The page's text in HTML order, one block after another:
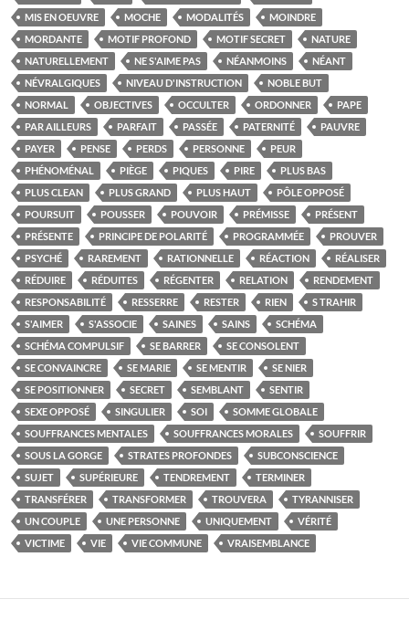
MIS EN OEUVRE
MOCHE MODALITÉS
MOINDRE
MORDANTE
MOTIF PROFOND MOTIF SECRET
NATURE
NATURELLEMENT
NE S'AIME PAS NÉANMOINS
NÉANT
NÉVRALGIQUES
NIVEAU D'INSTRUCTION
NOBLE BUT
NORMAL
OBJECTIVES OCCULTER ORDONNER
PAPE
PAR AILLEURS
PARFAIT PASSÉE PATERNITÉ
PAUVRE
PAYER
PENSE PERDS PERSONNE
PEUR
PHÉNOMÉNAL
PIÈGE PIQUES PIRE
PLUS BAS
PLUS CLEAN
PLUS GRAND PLUS HAUT
PÔLE OPPOSÉ
POURSUIT
POUSSER POUVOIR PRÉMISSE
PRÉSENT
PRÉSENTE
PRINCIPE DE POLARITÉ PROGRAMMÉE
PROUVER
PSYCHÉ
RAREMENT RATIONNELLE RÉACTION
RÉALISER
RÉDUIRE
RÉDUITES RÉGENTER RELATION
RENDEMENT
RESPONSABILITÉ
RESSERRE RESTER RIEN
S TRAHIR
S'AIMER
S'ASSOCIE SAINES SAINS
SCHÉMA
SCHÉMA COMPULSIF
SE BARRER
SE CONSOLENT
SE CONVAINCRE
SE MARIE SE MENTIR
SE NIER
SE POSITIONNER
SECRET SEMBLANT
SENTIR
SEXE OPPOSÉ
SINGULIER SOI
SOMME GLOBALE
SOUFFRANCES MENTALES
SOUFFRANCES MORALES
SOUFFRIR
SOUS LA GORGE
STRATES PROFONDES
SUBCONSCIENCE
SUJET
SUPÉRIEURE TENDREMENT
TERMINER
TRANSFÉRER
TRANSFORMER TROUVERA
TYRANNISER
UN COUPLE
UNE PERSONNE UNIQUEMENT
VÉRITÉ
VICTIME
VIE VIE COMMUNE VRAISEMBLANCE